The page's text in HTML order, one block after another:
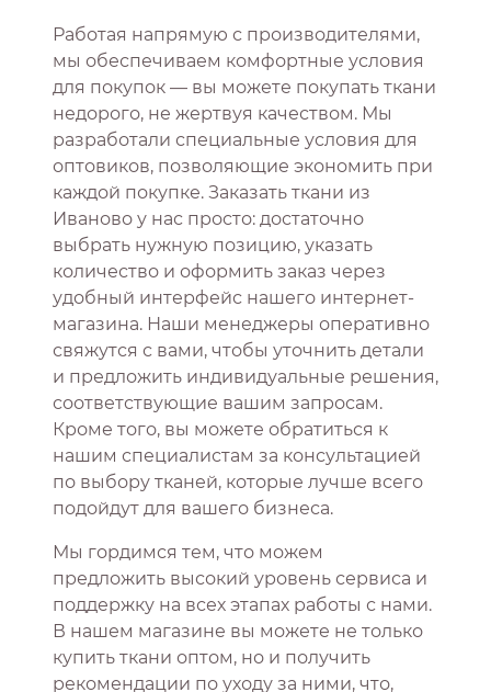
Работая напрямую с производителями,
мы обеспечиваем комфортные условия
для покупок — вы можете покупать ткани
недорого, не жертвуя качеством. Мы
разработали специальные условия для
оптовиков, позволяющие экономить при
каждой покупке. Заказать ткани из
Иваново у нас просто: достаточно
выбрать нужную позицию, указать
количество и оформить заказ через
удобный интерфейс нашего интернет-
магазина. Наши менеджеры оперативно
свяжутся с вами, чтобы уточнить детали
и предложить индивидуальные решения,
соответствующие вашим запросам.
Кроме того, вы можете обратиться к
нашим специалистам за консультацией
по выбору тканей, которые лучше всего
подойдут для вашего бизнеса.
Мы гордимся тем, что можем
предложить высокий уровень сервиса и
поддержку на всех этапах работы с нами.
В нашем магазине вы можете не только
купить ткани оптом, но и получить
рекомендации по уходу за ними, что,